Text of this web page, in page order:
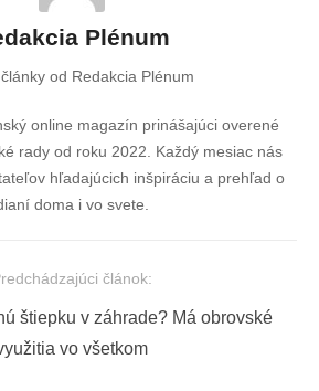
Plénum
od Redakcia Plénum
online magazín prinášajúci overené
rady od roku 2022. Každý mesiac nás
hľadajúcich inšpiráciu a prehľad o
doma i vo svete.
článok:
štiepku v záhrade? Má obrovské
vo všetkom